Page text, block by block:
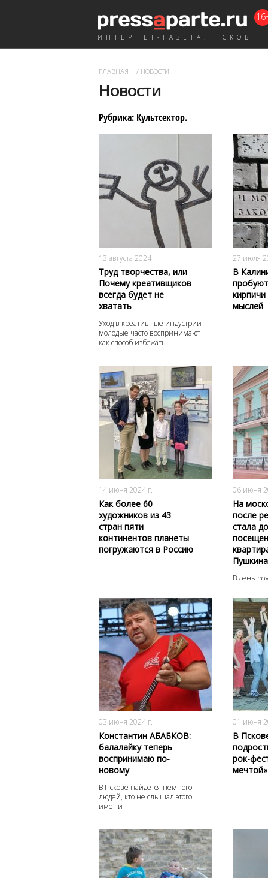
ИНТЕРНЕТ-ГАЗЕТА. ПСКОВ
ГЛАВНАЯ / НОВОСТИ
Новости
Рубрика: Культсектор.
13 августа 2024 г.
Труд творчества, или
Почему креативщиков
всегда будет не
хватать
Уход в креативные индустрии
молодые часто воспринимают
как способ избежать
3732
27 июля
В
мыслей
14 июня 2024 г.
Как более 60
художников из 43
стран пяти
континентов планеты
погружаются в Россию
1459
0
06 июня
На
после
стала
Пушкина
В день
03 июня 2024 г.
Константин АБАБКОВ:
балалайку теперь
воспринимаю по-
новому
В Пскове найдётся немного
людей, кто не слышал этого
имени
2767
01 июня
В
рок-
мечтой»